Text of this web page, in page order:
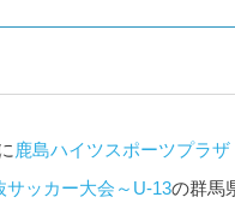
鹿島ハイツスポーツプラザ
サッカー大会～U-13の群馬